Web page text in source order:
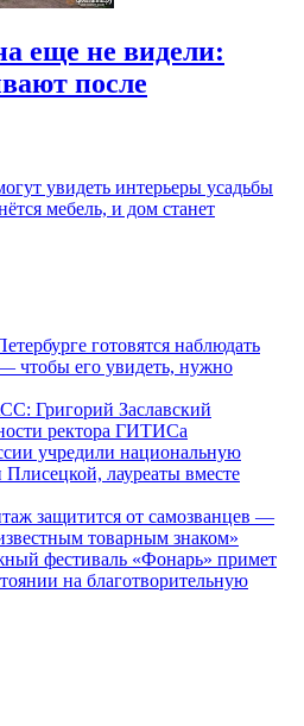
еще не видели:
после
увидеть интерьеры усадьбы
мебель, и дом станет
готовятся наблюдать
чтобы его увидеть, нужно
Григорий Заславский
ректора ГИТИСа
учредили национальную
лауреаты вместе
защитится от самозванцев —
товарным знаком»
фестиваль «Фонарь» примет
на благотворительную